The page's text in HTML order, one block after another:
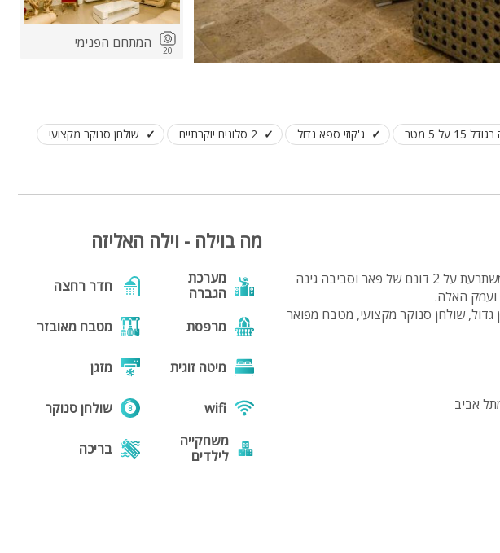
קבוצות גדולות
בריכה מקורה
מטבח
wifi
hot
נוף
20 המתחם הפנימי
על 5 מטר ג'קוזי ספא גדול 2 סלונים יוקרתיים
שולחן סנוקר מקצועי
וילה האליזה הינה וילה יפיפייה ומפוארת הבנויה בצורת טירה גדולה המשתרעת על 2 דונם של פאר וסביבה גינה
ועמק האלה.
סלון גדול, שולחן סנוקר מקצועי, מטבח מפואר
מה בוילה - וילה האליזה
מערכת
הגברה
חדר רחצה
מרפסת מטבח מאובזר
מיטה זוגית מזגן
wifi
שולחן סנוקר
משחקייה
לילדים
בריכה